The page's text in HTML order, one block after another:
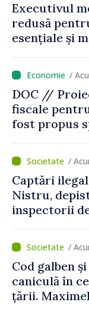
Executivul
redusă
esențiale și
pe seama
bază al
/
DOC //
fiscale
fost propus
/
Captări
Nistru,
inspectorii
/
Cod galben
caniculă în
țării.